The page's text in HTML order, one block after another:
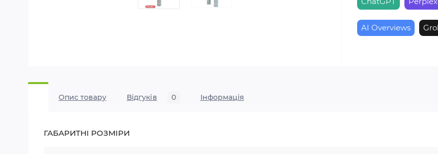
AI Overviews
Опис товару Відгуків 0 Iнформація
ГАБАРИТНІ РОЗМІРИ